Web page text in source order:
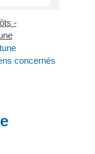
-
concernés